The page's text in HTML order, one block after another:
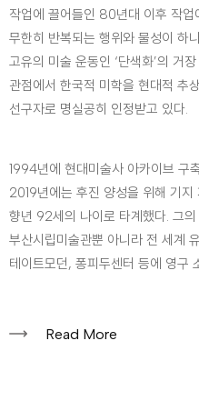
작업에 끌어들인 80년대 이후 작
무한히 반복되는 행위와 물성이 하
고유의 미술 운동인 ‘단색화’의 거
관점에서 한국적 미학을 현대적 추
선구자로 명실공히 인정받고 있다.
1994년에 현대미술사 아카이브 구
2019년에는 후진 양성을 위해 기
향년 92세의 나이로 타계했다. 그
부산시립미술관뿐 아니라 전 세계
테이트모던, 퐁피두센터 등에 영구
Read More